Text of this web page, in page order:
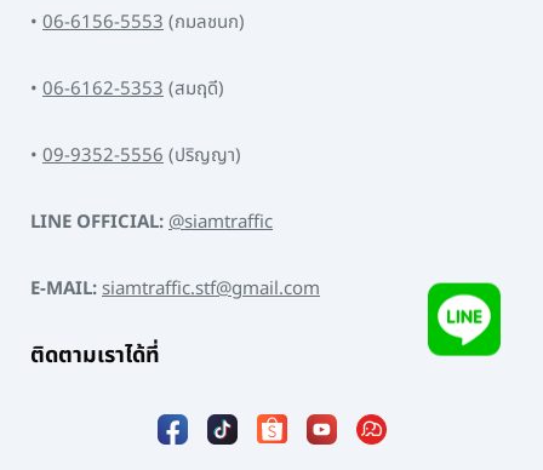
• 06-6156-5553(กมลชนก)
• 06-6162-5353(สมฤดี)
• 09-9352-5556(ปริญญา)
LINE OFFICIAL:@siamtraffic
E-MAIL:siamtraffic.stf@gmail.com
ติดตามเราได้ที่